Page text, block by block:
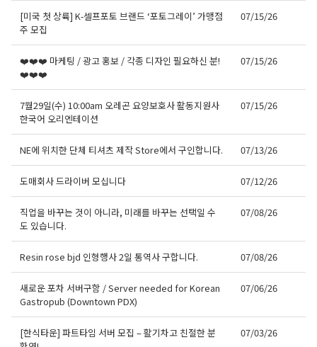
[미국 첫 상륙] K-셀프포토 브랜드 ‘포토그레이’ 가맹점
주 모집
07/15/26
❤️❤️❤️ 마케팅 / 광고 홍보 / 각종 디자인 필요하신 분!
❤️❤️❤️
07/15/26
7월29일(수) 10:00am 오레곤 요양보호사 활동지원사
한국어 오리엔테이션
07/15/26
NE에 위치한 단체 티셔츠 제작 Store에서 구인합니다. 07/13/26
도매회사 드라이버 모십니다 07/12/26
직업을 바꾸는 것이 아니라, 미래를 바꾸는 선택일 수
도 있습니다.
07/08/26
Resin rose bjd 인형행사 2일 통역사 구합니다. 07/08/26
새로운 포차 서버구함 / Server needed for Korean
Gastropub (Downtown PDX)
07/06/26
[한식타운] 파트타임 서버 모집 – 활기차고 친절한 분
07/03/26